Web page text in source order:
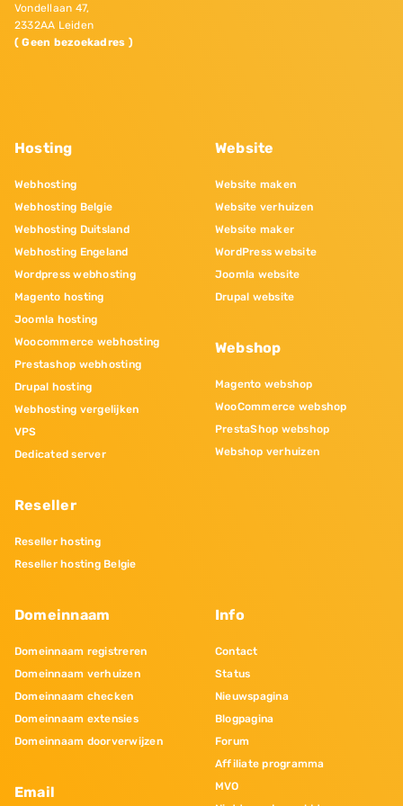
Vondellaan 47,
2332AA Leiden
( Geen bezoekadres )
Hosting
Webhosting
Webhosting Belgie
Webhosting Duitsland
Webhosting Engeland
Wordpress webhosting
Magento hosting
Joomla hosting
Woocommerce webhosting
Prestashop webhosting
Drupal hosting
Webhosting vergelijken
VPS
Dedicated server
Reseller
Reseller hosting
Reseller hosting Belgie
Website
Website maken
Website verhuizen
Website maker
WordPress website
Joomla website
Drupal website
Webshop
Magento webshop
WooCommerce webshop
PrestaShop webshop
Webshop verhuizen
Domeinnaam
Domeinnaam registreren
Domeinnaam verhuizen
Domeinnaam checken
Domeinnaam extensies
Domeinnaam doorverwijzen
Email
Info
Contact
Status
Nieuwspagina
Blogpagina
Forum
Affiliate programma
MVO